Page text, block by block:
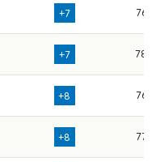
+7 76
+7 78
+8 76
+8 77